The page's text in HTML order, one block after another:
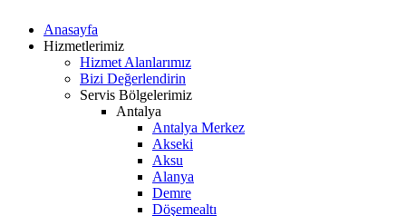
Anasayfa
Hizmetlerimiz
Hizmet Alanlarımız
Bizi Değerlendirin
Servis Bölgelerimiz
Antalya
Antalya Merkez
Akseki
Aksu
Alanya
Demre
Döşemealtı